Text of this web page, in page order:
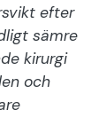
efter
sämre
kirurgi
och